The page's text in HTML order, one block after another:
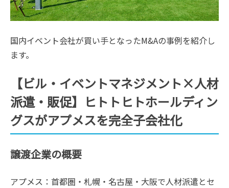
国内イベント会社が買い手となったM&Aの事例を紹介し
ます。
【ビル・イベントマネジメント×人材
派遣・販促】ヒトトヒトホールディン
グスがアプメスを完全子会社化
譲渡企業の概要
アプメス：首都圏・札幌・名古屋・大阪で人材派遣とセ